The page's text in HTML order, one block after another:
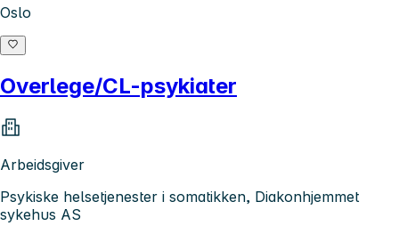
Oslo
Overlege/CL-psykiater
Arbeidsgiver
Psykiske helsetjenester i somatikken, Diakonhjemmet
sykehus AS